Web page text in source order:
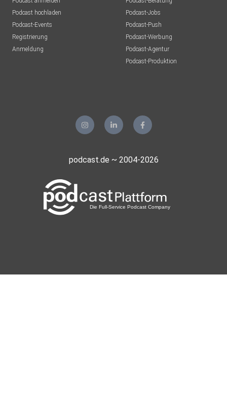
Podcast hochladen
Podcast-Events
Registrierung
Anmeldung
Podcast-Jobs
Podcast-Push
Podcast-Werbung
Podcast-Agentur
Podcast-Produktion
podcast.de ~ 2004-2026